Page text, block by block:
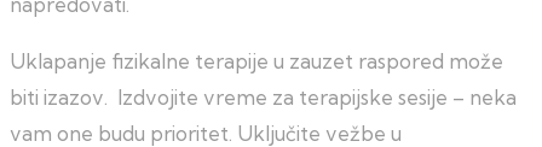
Uklapanje fizikalne terapije u zauzet raspored može
biti izazov. Izdvojite vreme za terapijske sesije – neka
vam one budu prioritet. Uključite vežbe u